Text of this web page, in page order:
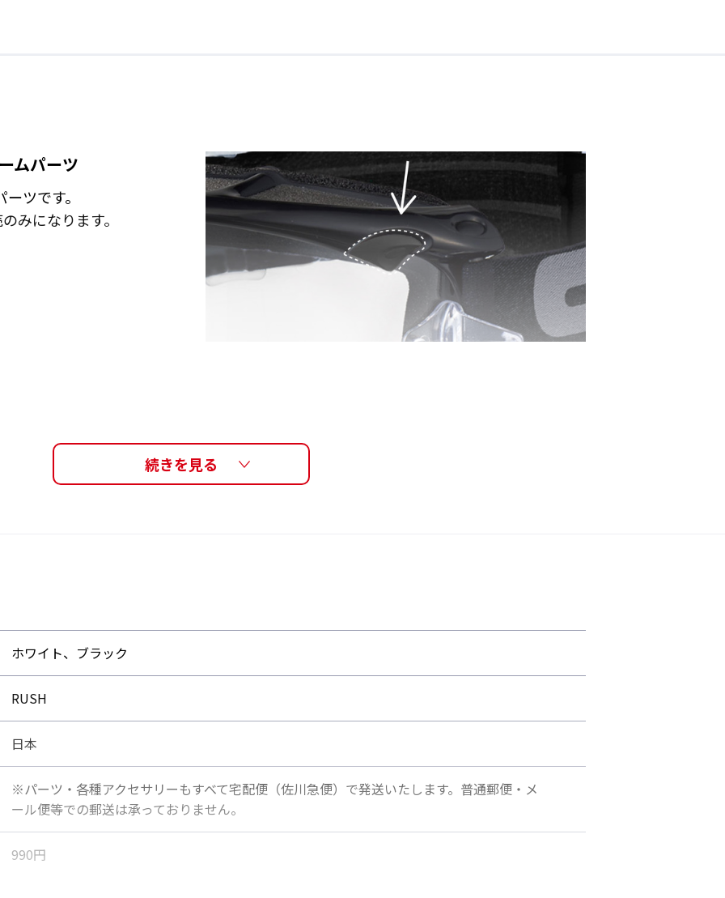
ムパーツ
ツです。
みになります。
ホワイト、ブラック
RUSH
日本
※パーツ・各種アクセサリーもすべて宅配便（佐川急便）で発送いたします。普通郵便・メ
ール便等での郵送は承っておりません。
990円